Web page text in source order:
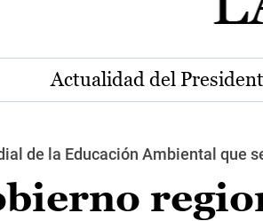
Actualidad del
de la Educación Ambiental que